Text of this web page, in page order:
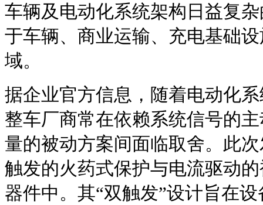
车辆及电动化系统架构日益复
于车辆、商业运输、充电基础
域。
据企业官方信息，随着电动化
整车厂商常在依赖系统信号的
量的被动方案间面临取舍。此
触发的火药式保护与电流驱动
器件中。其“双触发”设计旨在